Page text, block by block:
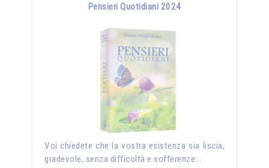
Pensieri Quotidiani 2024
Voi chiedete che la vostra esistenza sia liscia,
gradevole, senza difficoltà e sofferenze...